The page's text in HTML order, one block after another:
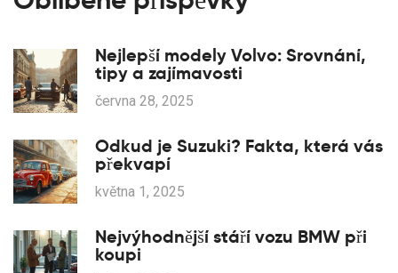
Nejlepší modely Volvo: Srovnání,
tipy a zajímavosti
června 28, 2025
Odkud je Suzuki? Fakta, která vás
překvapí
května 1, 2025
Nejvýhodnější stáří vozu BMW při
koupi